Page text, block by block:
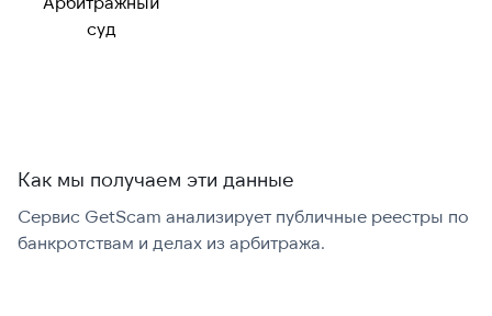
Можно набрать
международно:
суд
Как мы получаем эти данные
Сервис GetScam анализирует публичные реестры по
банкротствам и делах из арбитража.